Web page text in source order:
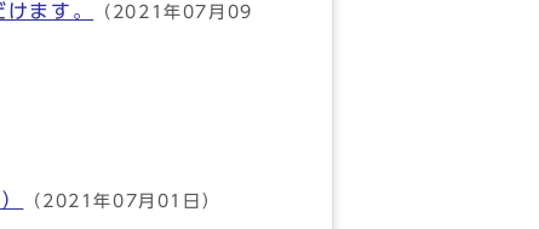
ます。 （2021年07月09
（2021年07月01日）